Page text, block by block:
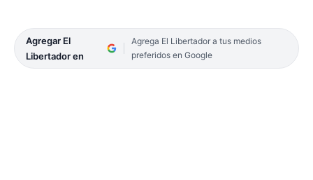
Agregar El
Libertador en
Agrega El Libertador a tus medios
preferidos en Google